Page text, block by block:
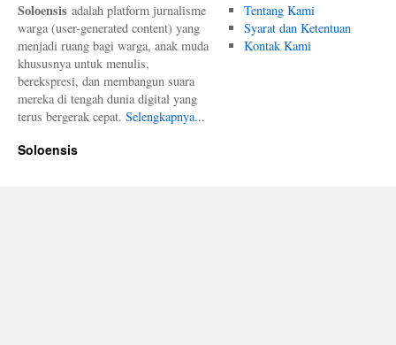
Soloensis adalah platform jurnalisme
warga (user-generated content) yang
menjadi ruang bagi warga, anak muda
khususnya untuk menulis,
berekspresi, dan membangun suara
mereka di tengah dunia digital yang
terus bergerak cepat. Selengkapnya...
Tentang Kami
Syarat dan Ketentuan
Kontak Kami
Soloensis